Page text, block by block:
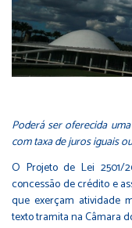
Poderá ser oferecida
com taxa de juros iguais
O Projeto de Lei 2501/
concessão de crédito e
que exerçam atividade
texto tramita na Câmara